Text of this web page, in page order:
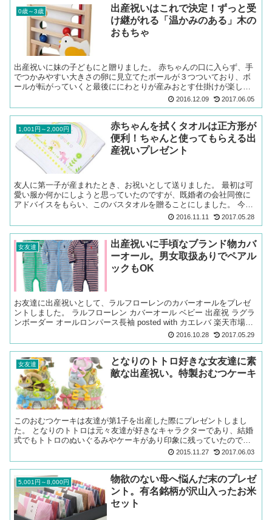
0歳～3歳
出産祝いはこれで決定！ずっと受
け継がれる「温かみのある」木の
おもちゃ
出産祝いに妹の子どもにと贈りました。 赤ちゃんの口に入らず、手
でつかみやすい大きさの卵に見立てたボールが３つついており、ボ
ールが転がっていくと最後ににわとりが産みおとす仕掛けが楽しい
おもちゃです。 【日本製木のおもちゃ】キンコンボールpos...
2016.12.09 2017.06.05
1,001円～2,000円
赤ちゃんを拭くタオルは正方形が
便利！ちゃんと使ってもらえる出
産祝いプレゼント
友人に第一子が産まれたとき、お祝いとして送りました。 最初は可
愛い服か何かにしようと思っていたのですが、既婚者の会社同僚に
アドバイスをもらい、このバスタオルを贈ることにしました。 今治
タオル ガーゼ バスタオル マイフェアベビー メイクフレ...
2016.11.11 2017.05.28
女友達
出産祝いに手頃なブランド物カバ
ーオール。男女取扱ありでペアル
ックもOK
お友達に出産祝いとして、ラルフローレンのカバーオールをプレゼ
ントしました。 ラルフローレン カバーオール ベビー 出産祝 ラグラ
ンボーダー オールロンパース長袖 posted with カエレバ 楽天市場
2016.10.28 2017.05.29
女友達
となりのトトロ好きな女友達に素
敵な出産祝い。特製おむつケーキ
このおむつケーキは友達が第1子を出産した際にプレゼントしまし
た。 となりのトトロは元々友達が好きなキャラクターであり、結婚
式でもトトロのぬいぐるみやケーキがあり印象に残っていたので、
ぜひ出産祝いもトトロ関連のものにしようと決めていたのでこの...
2015.11.27 2017.06.03
5,001円～8,000円
物欲のない母へ悩んだ末のプレゼ
ント。有名銘柄が沢山入ったお米
セット